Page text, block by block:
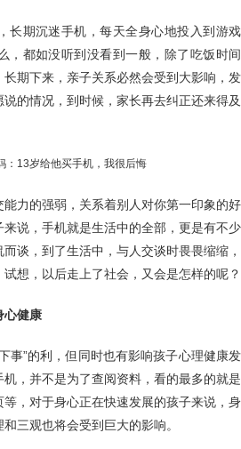
长期沉迷手机，每天全身心地投入到游戏
，都如没听到没看到一般，除了吃饭时间
期下来，亲子关系必然会受到大影响，发
的情况，到时候，家长再去纠正还来得及
力的强弱，关系着别人对你第一印象的好
说，手机就是生活中的全部，更是有不少
谈，到了生活中，与人交谈时畏畏缩缩，
想，以后走上了社会，又会是怎样的呢？
心健康
事”的利，但同时也有影响孩子心理健康发
，并不是为了查阅资料，看的最多的就是
，对于身心正在快速发展的孩子来说，身
三观也将会受到巨大的影响。